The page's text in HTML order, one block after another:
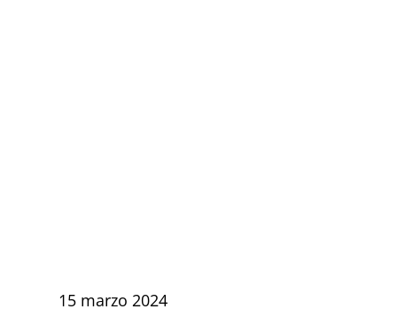
15 marzo 2024